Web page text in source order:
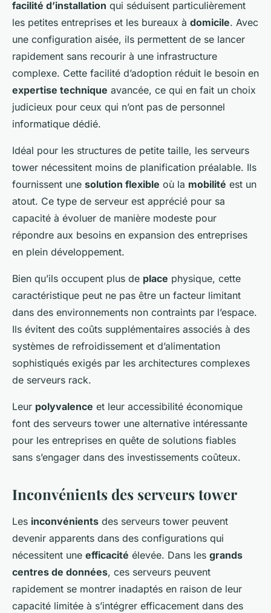
facilité d’installation qui séduisent particulièrement
les petites entreprises et les bureaux à domicile. Avec
une configuration aisée, ils permettent de se lancer
rapidement sans recourir à une infrastructure
complexe. Cette facilité d’adoption réduit le besoin en
expertise technique avancée, ce qui en fait un choix
judicieux pour ceux qui n’ont pas de personnel
informatique dédié.
Idéal pour les structures de petite taille, les serveurs
tower nécessitent moins de planification préalable. Ils
fournissent une solution flexible où la mobilité est un
atout. Ce type de serveur est apprécié pour sa
capacité à évoluer de manière modeste pour
répondre aux besoins en expansion des entreprises
en plein développement.
Bien qu’ils occupent plus de place physique, cette
caractéristique peut ne pas être un facteur limitant
dans des environnements non contraints par l’espace.
Ils évitent des coûts supplémentaires associés à des
systèmes de refroidissement et d’alimentation
sophistiqués exigés par les architectures complexes
de serveurs rack.
Leur polyvalence et leur accessibilité économique
font des serveurs tower une alternative intéressante
pour les entreprises en quête de solutions fiables
sans s’engager dans des investissements coûteux.
Inconvénients des serveurs tower
Les inconvénients des serveurs tower peuvent
devenir apparents dans des configurations qui
nécessitent une efficacité élevée. Dans les grands
centres de données, ces serveurs peuvent
rapidement se montrer inadaptés en raison de leur
capacité limitée à s’intégrer efficacement dans des